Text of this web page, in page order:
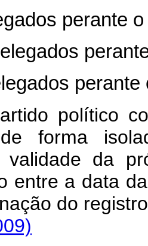
perante
político
forma
validade da
entre a data
do